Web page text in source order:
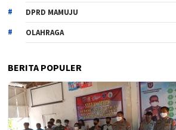
DPRD MAMUJU
OLAHRAGA
BERITA POPULER